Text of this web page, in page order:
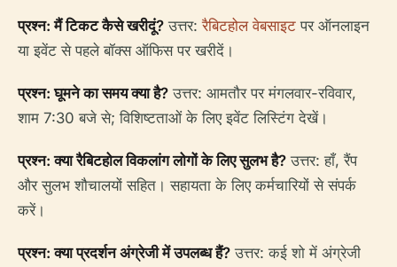
प्रश्न: मैं टिकट कैसे खरीदूं? उत्तर:रैबिटहोल वेबसाइट पर ऑनलाइन
या इवेंट से पहले बॉक्स ऑफिस पर खरीदें।
प्रश्न: घूमने का समय क्या है? उत्तर: आमतौर पर मंगलवार-रविवार,
शाम 7:30 बजे से; विशिष्टताओं के लिए इवेंट लिस्टिंग देखें।
प्रश्न: क्या रैबिटहोल विकलांग लोगों के लिए सुलभ है? उत्तर: हाँ, रैंप
और सुलभ शौचालयों सहित। सहायता के लिए कर्मचारियों से संपर्क
करें।
प्रश्न: क्या प्रदर्शन अंग्रेजी में उपलब्ध हैं? उत्तर: कई शो में अंग्रेजी